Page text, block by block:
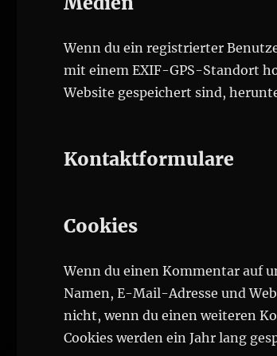
Wenn du ein registrierter
mit einem EXIF-GPS-Standort
Website gespeichert sind,
Kontaktformulare
Cookies
Wenn du einen Kommentar auf
Namen, E-Mail-Adresse und
nicht, wenn du einen weiteren
Cookies werden ein Jahr lang